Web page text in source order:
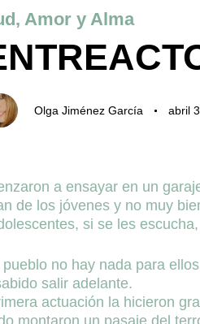
Amor y Alma
a escribirOlga Jiménez García abril
a ensayar en un
de los jóvenes y no muy
si se les
pueblo no hay nada para
salir adelante.
actuación la hicieron
montaron un pasaje del